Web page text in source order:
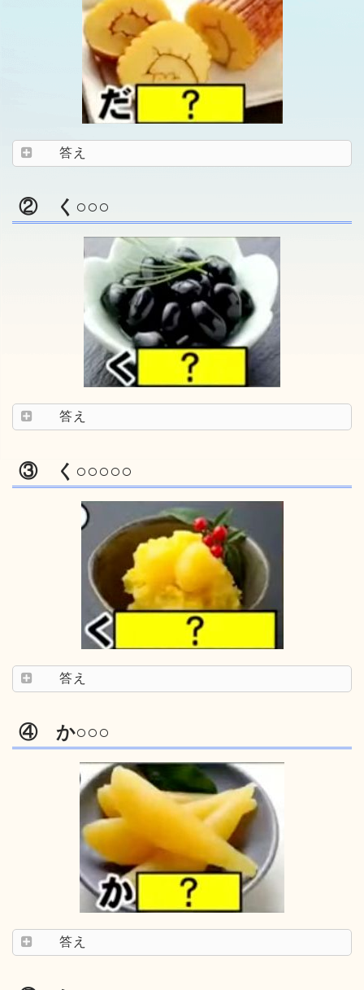
答え
② く○○○
答え
③ く○○○○○
答え
④ か○○○
答え